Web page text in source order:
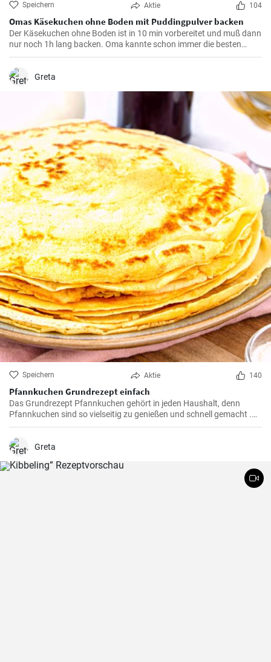
Speichern Aktie 104
Omas Käsekuchen ohne Boden mit Puddingpulver backen
Der Käsekuchen ohne Boden ist in 10 min vorbereitet und muß dann
nur noch 1h lang backen. Oma kannte schon immer die besten
Käsekuchen Rezepte für den Kaffeetisch und dieser wird mit Vanille
Puddingpulver stabilisiert.
Greta
Speichern Aktie 140
Pfannkuchen Grundrezept einfach
Das Grundrezept Pfannkuchen gehört in jeden Haushalt, denn
Pfannkuchen sind so vielseitig zu genießen und schnell gemacht .
Süß oder herzhaft gefüllt sind die Pfannkuchen mit Milch und Eiern
ein Genuß für groß und klein .
Greta